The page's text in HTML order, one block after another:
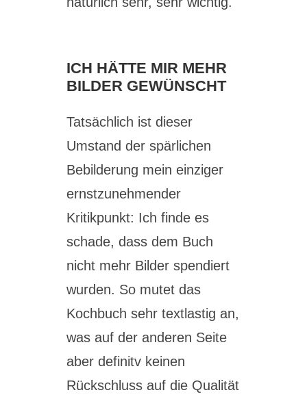
ICH HÄTTE MIR MEHR
BILDER GEWÜNSCHT
Tatsächlich ist dieser
Umstand der spärlichen
Bebilderung mein einziger
ernstzunehmender
Kritikpunkt: Ich finde es
schade, dass dem Buch
nicht mehr Bilder spendiert
wurden. So mutet das
Kochbuch sehr textlastig an,
was auf der anderen Seite
aber definitv keinen
Rückschluss auf die Qualität